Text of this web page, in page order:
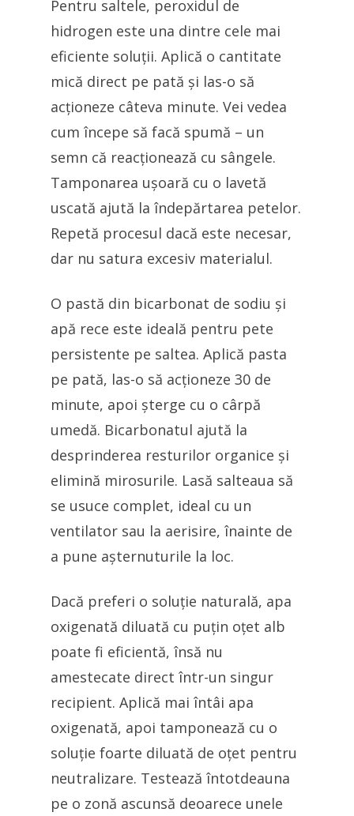
Pentru saltele, peroxidul de
hidrogen este una dintre cele mai
eficiente soluții. Aplică o cantitate
mică direct pe pată și las-o să
acționeze câteva minute. Vei vedea
cum începe să facă spumă – un
semn că reacționează cu sângele.
Tamponarea ușoară cu o lavetă
uscată ajută la îndepărtarea petelor.
Repetă procesul dacă este necesar,
dar nu satura excesiv materialul.
O pastă din bicarbonat de sodiu și
apă rece este ideală pentru pete
persistente pe saltea. Aplică pasta
pe pată, las-o să acționeze 30 de
minute, apoi șterge cu o cârpă
umedă. Bicarbonatul ajută la
desprinderea resturilor organice și
elimină mirosurile. Lasă salteaua să
se usuce complet, ideal cu un
ventilator sau la aerisire, înainte de
a pune așternuturile la loc.
Dacă preferi o soluție naturală, apa
oxigenată diluată cu puțin oțet alb
poate fi eficientă, însă nu
amestecate direct într-un singur
recipient. Aplică mai întâi apa
oxigenată, apoi tamponează cu o
soluție foarte diluată de oțet pentru
neutralizare. Testează întotdeauna
pe o zonă ascunsă deoarece unele